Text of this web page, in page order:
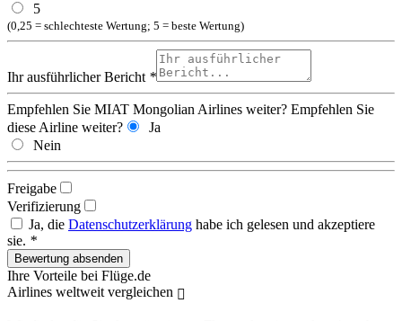
5
(0,25 = schlechteste Wertung; 5 = beste Wertung)
Ihr ausführlicher Bericht *
Empfehlen Sie MIAT Mongolian Airlines weiter? Empfehlen Sie
diese Airline weiter?
Ja
Nein
Freigabe
Verifizierung
Ja, die Datenschutzerklärung habe ich gelesen und akzeptiere
sie. *
Ihre Vorteile bei Flüge.de
Airlines weltweit vergleichen